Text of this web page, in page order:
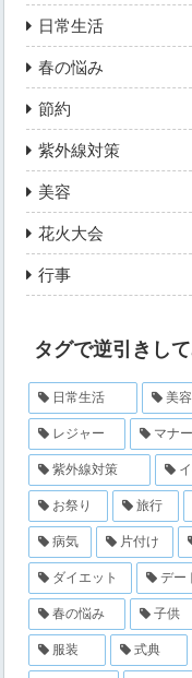
日常生活
春の悩み
節約
紫外線対策
美容
花火大会
行事
タグで逆引きし
日常生活 美容
レジャー マナー
紫外線対策
お祭り 旅行
病気 片付け
ダイエット デー
春の悩み 子供
服装 式典